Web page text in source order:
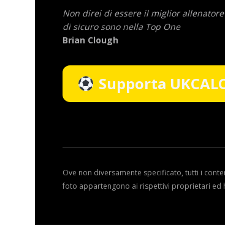
Non direi di essere il miglior
di sicuro sono nella Top One
Brian Clough
Supporta
Ove non diversamente specificato, tutti i
foto appartengono ai rispettivi proprietari ed